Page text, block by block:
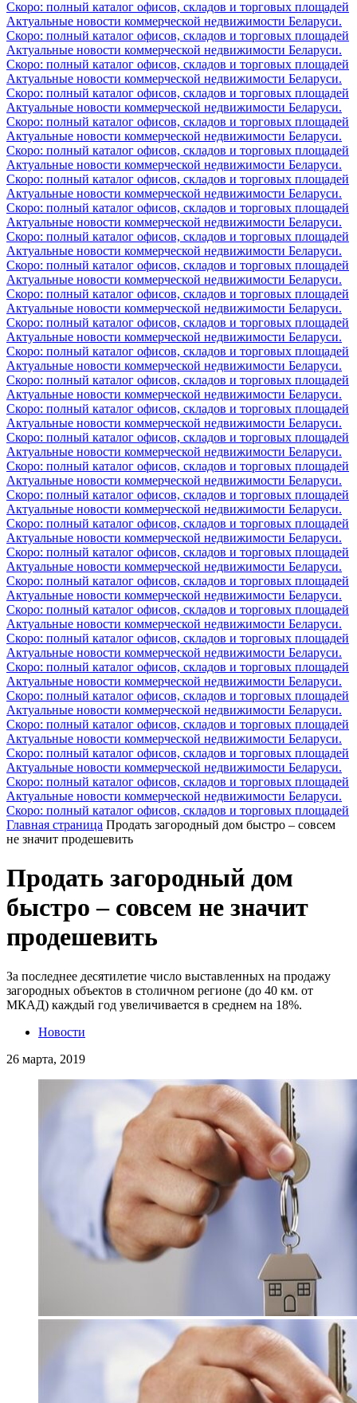
Скоро: полный каталог офисов, складов и торговых площадей
Актуальные новости коммерческой недвижимости Беларуси.
Скоро: полный каталог офисов, складов и торговых площадей
Актуальные новости коммерческой недвижимости Беларуси.
Скоро: полный каталог офисов, складов и торговых площадей
Актуальные новости коммерческой недвижимости Беларуси.
Скоро: полный каталог офисов, складов и торговых площадей
Актуальные новости коммерческой недвижимости Беларуси.
Скоро: полный каталог офисов, складов и торговых площадей
Актуальные новости коммерческой недвижимости Беларуси.
Скоро: полный каталог офисов, складов и торговых площадей
Актуальные новости коммерческой недвижимости Беларуси.
Скоро: полный каталог офисов, складов и торговых площадей
Актуальные новости коммерческой недвижимости Беларуси.
Скоро: полный каталог офисов, складов и торговых площадей
Актуальные новости коммерческой недвижимости Беларуси.
Скоро: полный каталог офисов, складов и торговых площадей
Актуальные новости коммерческой недвижимости Беларуси.
Скоро: полный каталог офисов, складов и торговых площадей
Актуальные новости коммерческой недвижимости Беларуси.
Скоро: полный каталог офисов, складов и торговых площадей
Актуальные новости коммерческой недвижимости Беларуси.
Скоро: полный каталог офисов, складов и торговых площадей
Актуальные новости коммерческой недвижимости Беларуси.
Скоро: полный каталог офисов, складов и торговых площадей
Актуальные новости коммерческой недвижимости Беларуси.
Скоро: полный каталог офисов, складов и торговых площадей
Актуальные новости коммерческой недвижимости Беларуси.
Скоро: полный каталог офисов, складов и торговых площадей
Актуальные новости коммерческой недвижимости Беларуси.
Скоро: полный каталог офисов, складов и торговых площадей
Актуальные новости коммерческой недвижимости Беларуси.
Скоро: полный каталог офисов, складов и торговых площадей
Актуальные новости коммерческой недвижимости Беларуси.
Скоро: полный каталог офисов, складов и торговых площадей
Актуальные новости коммерческой недвижимости Беларуси.
Скоро: полный каталог офисов, складов и торговых площадей
Актуальные новости коммерческой недвижимости Беларуси.
Скоро: полный каталог офисов, складов и торговых площадей
Актуальные новости коммерческой недвижимости Беларуси.
Скоро: полный каталог офисов, складов и торговых площадей
Актуальные новости коммерческой недвижимости Беларуси.
Скоро: полный каталог офисов, складов и торговых площадей
Актуальные новости коммерческой недвижимости Беларуси.
Скоро: полный каталог офисов, складов и торговых площадей
Актуальные новости коммерческой недвижимости Беларуси.
Скоро: полный каталог офисов, складов и торговых площадей
Актуальные новости коммерческой недвижимости Беларуси.
Скоро: полный каталог офисов, складов и торговых площадей
Актуальные новости коммерческой недвижимости Беларуси.
Скоро: полный каталог офисов, складов и торговых площадей
Актуальные новости коммерческой недвижимости Беларуси.
Скоро: полный каталог офисов, складов и торговых площадей
Актуальные новости коммерческой недвижимости Беларуси.
Скоро: полный каталог офисов, складов и торговых площадей
Актуальные новости коммерческой недвижимости Беларуси.
Скоро: полный каталог офисов, складов и торговых площадей
Главная страница Продать загородный дом быстро – совсем
не значит продешевить
Продать загородный дом
быстро – совсем не значит
продешевить
За последнее десятилетие число выставленных на продажу
загородных объектов в столичном регионе (до 40 км. от
МКАД) каждый год увеличивается в среднем на 18%.
Новости
26 марта, 2019